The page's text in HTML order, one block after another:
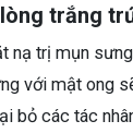
trắng
nạ trị mụn
với mật ong
bỏ các tác